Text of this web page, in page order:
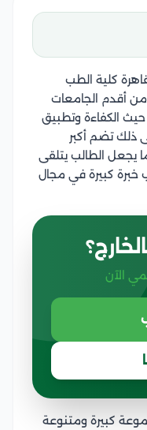
كلية الطب
من أقدم الجامعات
الكفاءة وتطبيق
ذلك تضم أكبر
الطالب يتلقى
خبرة كبيرة في مجال
الآن
كبيرة ومتنوعة